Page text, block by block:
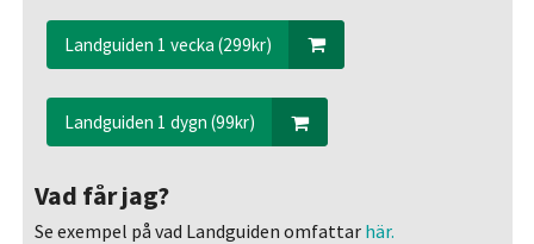
Landguiden 1 vecka (299kr)
Landguiden 1 dygn (99kr)
Vad får jag?
Se exempel på vad Landguiden omfattarhär.